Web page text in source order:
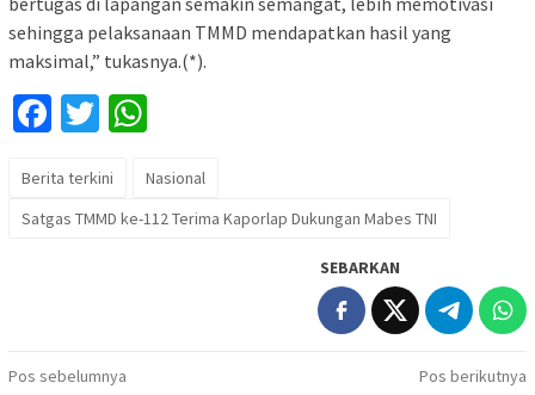
sehingga pelaksanaan TMMD mendapatkan hasil yang
maksimal,” tukasnya.(*).
Facebook
Twitter
Berita terkini
Nasional
Satgas TMMD ke-112 Terima Kaporlap Dukungan Mabes TNI
SEBARKAN
Navigasi
Pos sebelumnya
Pos berikutnya